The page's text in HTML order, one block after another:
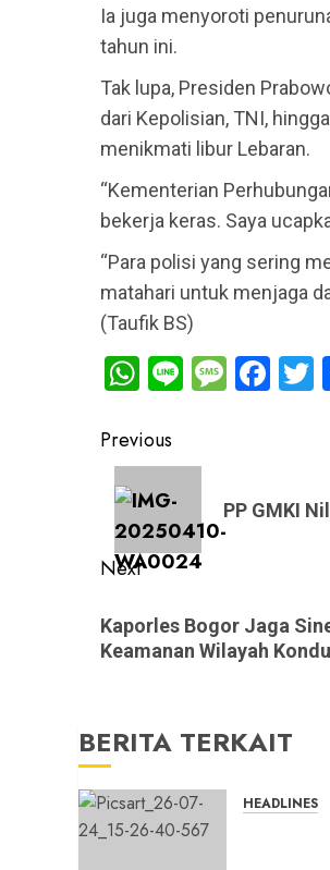
Ia juga menyoroti
tahun ini.
Tak lupa, Presiden
dari Kepolisian, TNI,
menikmati libur Lebaran.
“Kementerian
bekerja keras. Saya
“Para polisi yang sering
matahari untuk menjaga
(Taufik BS)
WhatsApp
Line
Post
navigation
Previous
Previous
post:
PP GMKI
Next
post:
Kaporles Bogor Jaga
Keamanan Wilayah
BERITA TERKAIT
HEADLINES